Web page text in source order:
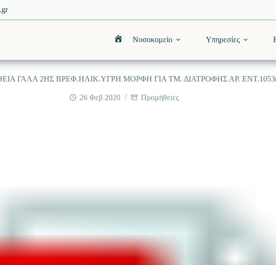
ΑρχικήΝοσοκομείο Υπηρεσίες
ΓΑΛΑ 2ΗΣ ΒΡΕΦ.ΗΛΙΚ.ΥΓΡΗ ΜΟΡΦΗ ΓΙΑ ΤΜ. ΔΙΑΤΡΟΦΗΣ ΑΡ.
26 Φεβ 2020 Προμήθειες